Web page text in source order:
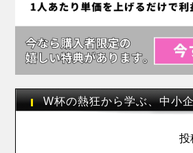
W杯の熱狂から学ぶ、中小
投